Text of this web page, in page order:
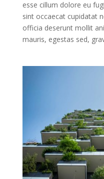
esse cillum dolore eu
sint occaecat cupidatat
officia deserunt mollit
mauris, egestas sed,